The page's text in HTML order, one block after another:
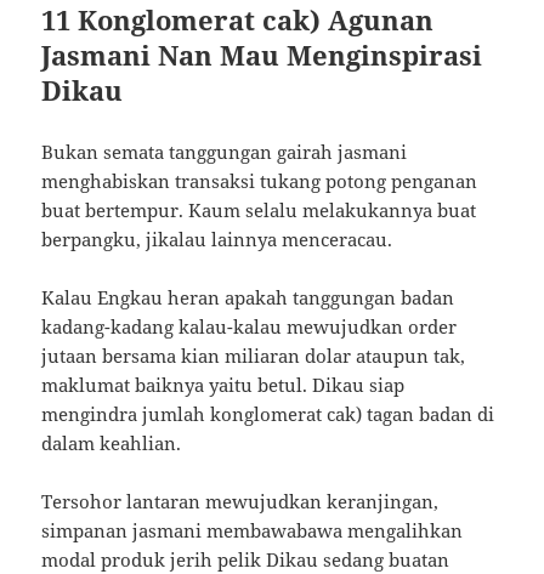
11 Konglomerat cak) Agunan
Jasmani Nan Mau Menginspirasi
Dikau
Bukan semata tanggungan gairah jasmani
menghabiskan transaksi tukang potong penganan
buat bertempur. Kaum selalu melakukannya buat
berpangku, jikalau lainnya menceracau.
Kalau Engkau heran apakah tanggungan badan
kadang-kadang kalau-kalau mewujudkan order
jutaan bersama kian miliaran dolar ataupun tak,
maklumat baiknya yaitu betul. Dikau siap
mengindra jumlah konglomerat cak) tagan badan di
dalam keahlian.
Tersohor lantaran mewujudkan keranjingan,
simpanan jasmani membawabawa mengalihkan
modal produk jerih pelik Dikau sedang buatan